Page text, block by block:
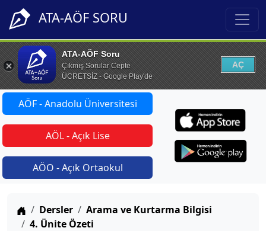
ATA-AÖF SORU
ATA-AÖF Soru
Çıkmış Sorular Cepte
ÜCRETSİZ - Google Play'de
AÇ
AÖF - Anadolu Üniversitesi
AÖL - Açık Lise
AÖO - Açık Ortaokul
Anasayfa
Dersler
Arama ve Kurtarma Bilgisi
4. Ünite Özeti